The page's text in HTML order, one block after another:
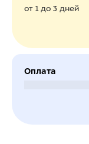
от 1 до 3 дней
Оплата